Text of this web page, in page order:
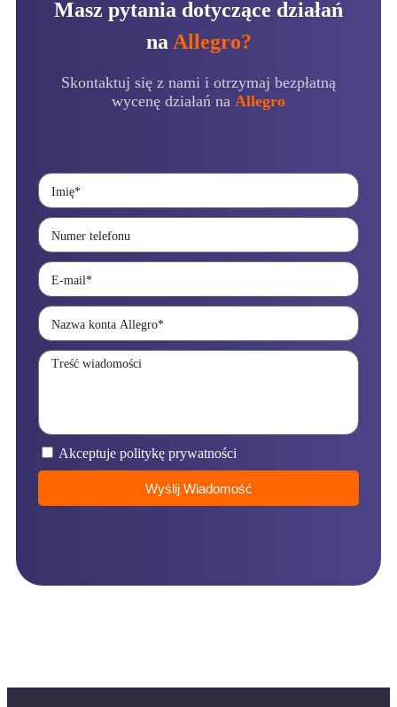
Masz pytania dotyczące działań
naAllegro?
Skontaktuj się z nami i otrzymaj bezpłatną
wycenę działań na Allegro
Akceptuje politykę prywatności
Wyślij Wiadomość